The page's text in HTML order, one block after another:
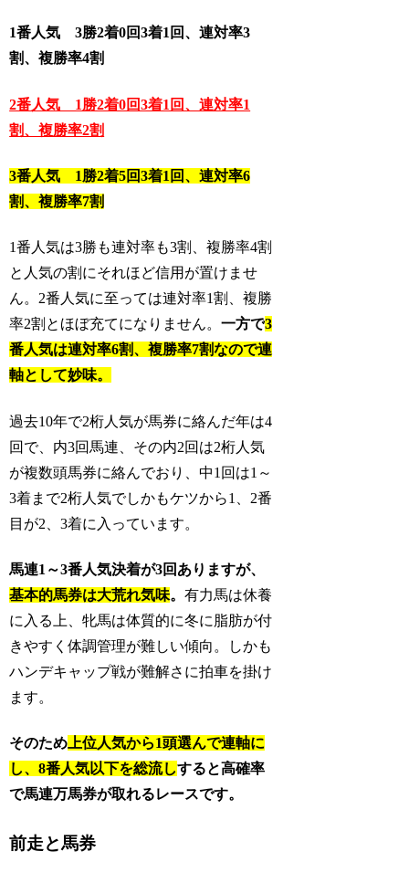
1番人気 3勝2着0回3着1回、連対率3
割、複勝率4割
2番人気 1勝2着0回3着1回、連対率1
割、複勝率2割
3番人気 1勝2着5回3着1回、連対率6
割、複勝率7割
1番人気は3勝も連対率も3割、複勝率4割
と人気の割にそれほど信用が置けませ
ん。2番人気に至っては連対率1割、複勝
率2割とほぼ充てになりません。一方で3
番人気は連対率6割、複勝率7割なので連
軸として妙味。
過去10年で2桁人気が馬券に絡んだ年は4
回で、内3回馬連、その内2回は2桁人気
が複数頭馬券に絡んでおり、中1回は1～
3着まで2桁人気でしかもケツから1、2番
目が2、3着に入っています。
馬連1～3番人気決着が3回ありますが、
基本的馬券は大荒れ気味。有力馬は休養
に入る上、牝馬は体質的に冬に脂肪が付
きやすく体調管理が難しい傾向。しかも
ハンデキャップ戦が難解さに拍車を掛け
ます。
そのため上位人気から1頭選んで連軸に
し、8番人気以下を総流しすると高確率
で馬連万馬券が取れるレースです。
前走と馬券